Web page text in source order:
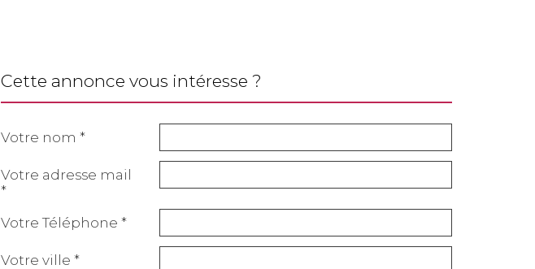
cette annonce vous intéresse ?
Votre nom *
Votre adresse mail
*
Votre Téléphone *
Votre ville *